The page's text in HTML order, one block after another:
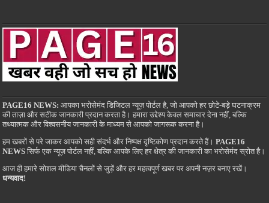
PAGE16 NEWS: आपका भरोसेमंद डिजिटल न्यूज़ पोर्टल है, जो आपको हर छोटे-बड़े घटनाक्रम
की ताज़ा और सटीक जानकारी प्रदान करता है। हमारा उद्देश्य केवल समाचार देना नहीं, बल्कि
तथ्यात्मक और विश्वसनीय जानकारी के माध्यम से आपको जागरूक करना है।
हम खबरों से परे जाकर आपको सही संदर्भ और निष्पक्ष दृष्टिकोण प्रदान करते हैं।PAGE16
NEWS सिर्फ एक न्यूज़ पोर्टल नहीं, बल्कि आपके लिए हर क्षेत्र की जानकारी का भरोसेमंद स्रोत है।
आज ही हमारे सोशल मीडिया चैनलों से जुड़ें और हर महत्वपूर्ण खबर पर अपनी नज़र बनाए रखें।
धन्यवाद!